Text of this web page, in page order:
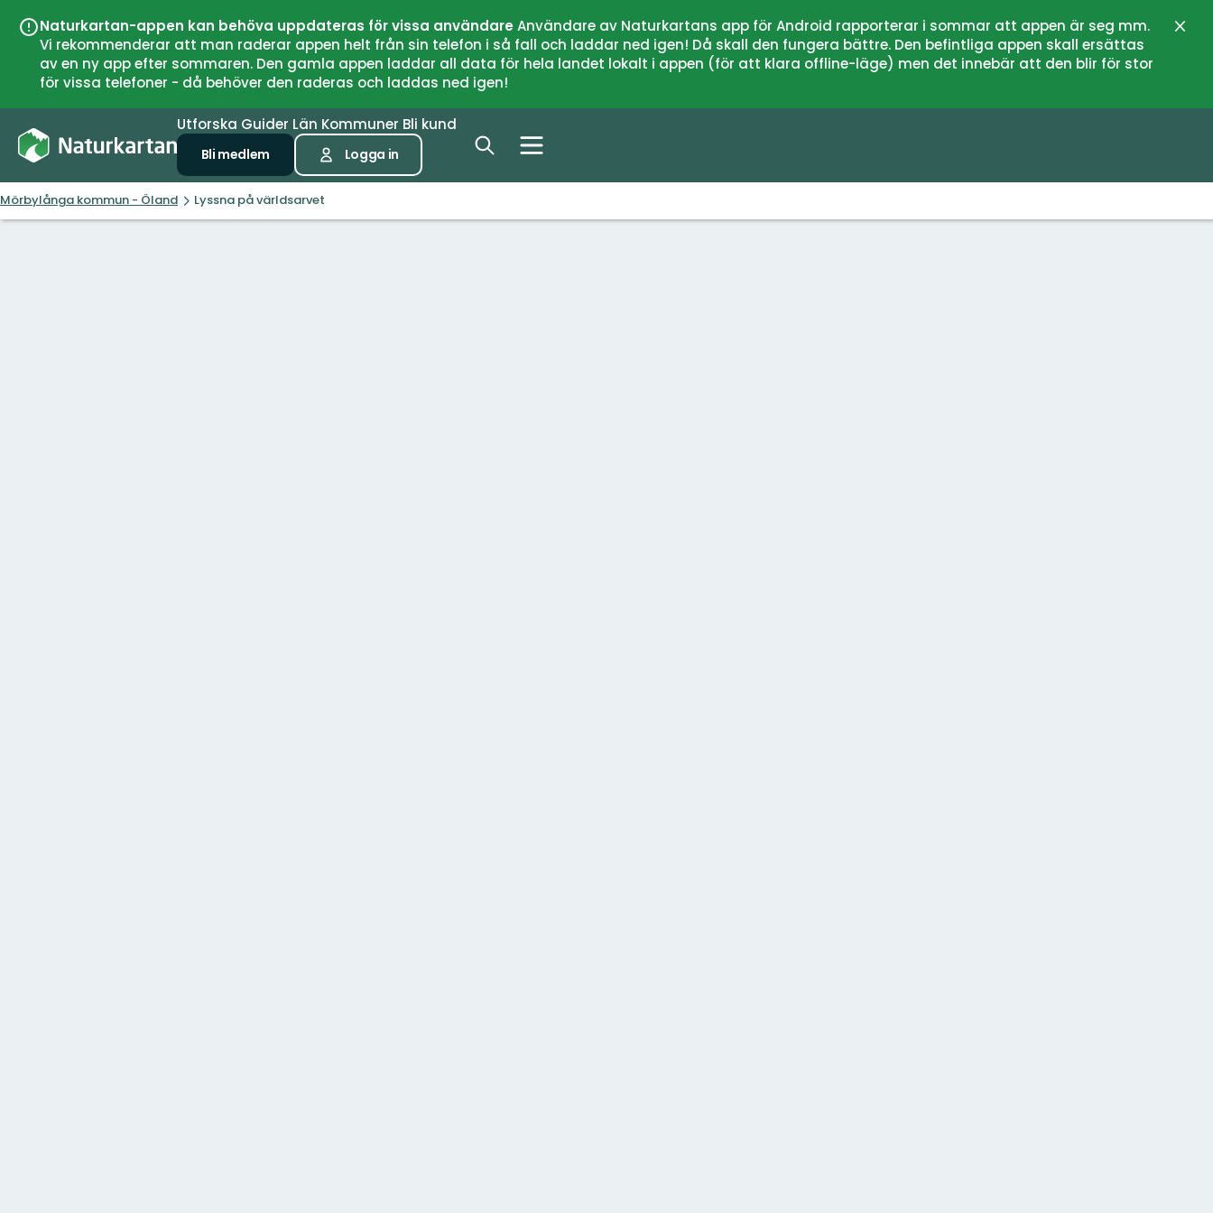
Naturkartan-appen kan behöva uppdateras för vissa användareAnvändare av Naturkartans app för Android rapporterar i sommar att appen är seg mm.
Vi rekommenderar att man raderar appen helt från sin telefon i så fall och laddar ned igen! Då skall den fungera bättre. Den befintliga appen skall ersättas
av en ny app efter sommaren. Den gamla appen laddar all data för hela landet lokalt i appen (för att klara offline-läge) men det innebär att den blir för stor
för vissa telefoner - då behöver den raderas och laddas ned igen!
Utforska Guider Län Kommuner Bli kund
Bli medlem Logga in
Mörbylånga kommun - Öland Lyssna på världsarvet